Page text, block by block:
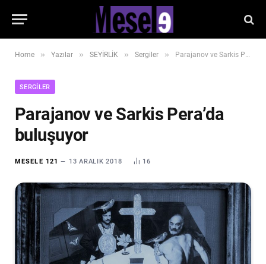
Home » Yazılar » SEYİRLİK » Sergiler » Parajanov ve Sarkis Pera’da buluşuyor
SERGILER
Parajanov ve Sarkis Pera’da
buluşuyor
MESELE 121 13 ARALIK 2018 16